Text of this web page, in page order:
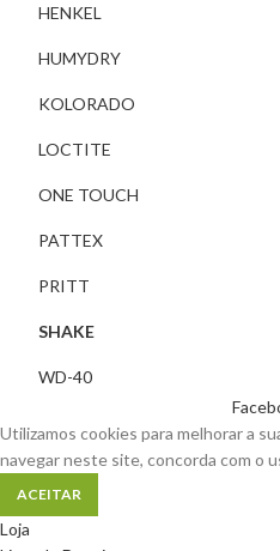
HENKEL
HUMYDRY
KOLORADO
LOCTITE
ONE TOUCH
PATTEX
PRITT
SHAKE
WD-40
Utilizamos cookies para melhorar a
navegar neste site, concorda com o
ACEITAR
Loja